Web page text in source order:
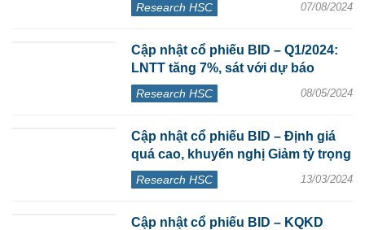
Research HSC 07/08/2024
Cập nhật cổ phiếu BID – Q1/2024:
LNTT tăng 7%, sát với dự báo
Research HSC 08/05/2024
Cập nhật cổ phiếu BID – Định giá
quá cao, khuyến nghị Giảm tỷ trọng
Research HSC 13/03/2024
Cập nhật cổ phiếu BID – KQKD